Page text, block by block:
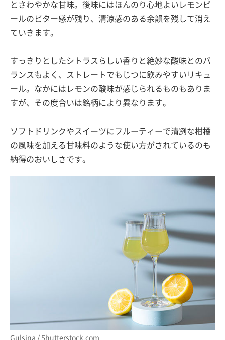
とさわやかな甘味。後味にはほんのり心地よいレモンピ
ールのビター感が残り、清涼感のある余韻を残して消え
ていきます。
すっきりとしたシトラスらしい香りと絶妙な酸味とのバ
ランスもよく、ストレートでもじつに飲みやすいリキュ
ール。なかにはレモンの酸味が感じられるものもありま
すが、その度合いは銘柄により異なります。
ソフトドリンクやスイーツにフルーティーで清冽な柑橘
の風味を加える甘味料のような使い方がされているのも
納得のおいしさです。
Gulsina / Shutterstock.com